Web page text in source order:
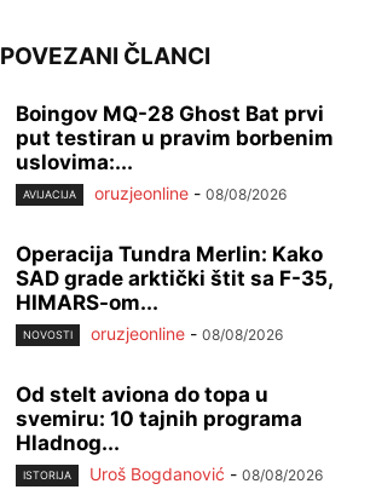
POVEZANI ČLANCI
Boingov MQ-28 Ghost Bat prvi
put testiran u pravim borbenim
uslovima:...
AVIJACIJA oruzjeonline - 08/08/2026
Operacija Tundra Merlin: Kako
SAD grade arktički štit sa F-35,
HIMARS-om...
NOVOSTI oruzjeonline - 08/08/2026
Od stelt aviona do topa u
svemiru: 10 tajnih programa
Hladnog...
ISTORIJA Uroš Bogdanović - 08/08/2026